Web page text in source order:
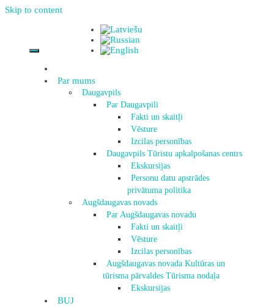
Skip to content
Par mums
Daugavpils
Par Daugavpili
Fakti un skaitļi
Vēsture
Izcilas personības
Daugavpils Tūristu apkalpošanas centrs
Ekskursijas
Personu datu apstrādes
privātuma politika
Augšdaugavas novads
Par Augšdaugavas novadu
Fakti un skaitļi
Vēsture
Izcilas personības
Augšdaugavas novada Kultūras un
tūrisma pārvaldes Tūrisma nodaļa
Ekskursijas
BUJ